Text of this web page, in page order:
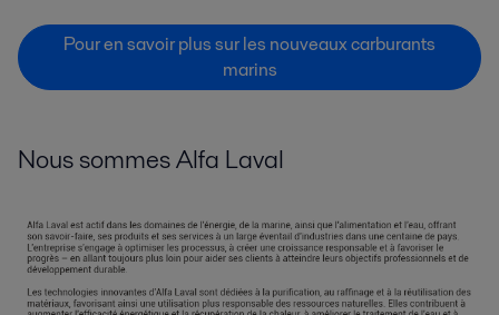
Pour en savoir plus sur les nouveaux carburants
marins
Nous sommes Alfa Laval